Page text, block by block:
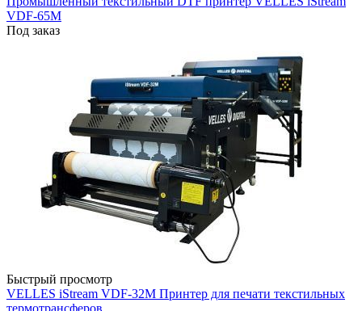
VDF-65M
Под заказ
Быстрый просмотр
VELLES iStream VDF-32M Принтер для печати текстильных
термотрансферов